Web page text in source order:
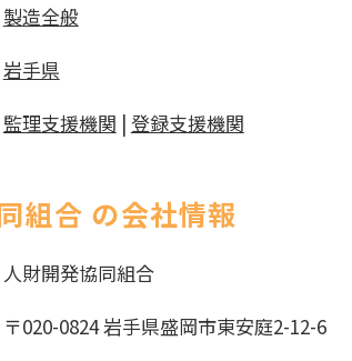
製造全般
岩手県
監理支援機関 | 登録支援機関
組合 の会社情報
人財開発協同組合
〒020-0824 岩手県盛岡市東安庭2-12-6